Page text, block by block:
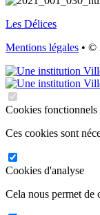
Les Délices
Mentions légales • ©
Cookies fonctionnels
Ces cookies sont
Cookies d'analyse
Cela nous permet de